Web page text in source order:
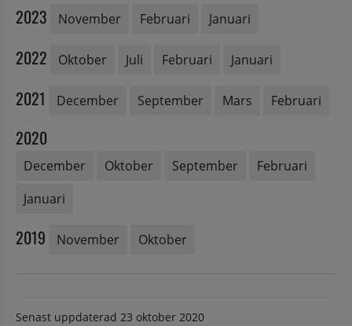
2023 November Februari Januari
2022 Oktober Juli Februari Januari
2021 December September Mars Februari
2020
December Oktober September
Februari
Januari
2019 November Oktober
Senast uppdaterad 23 oktober 2020